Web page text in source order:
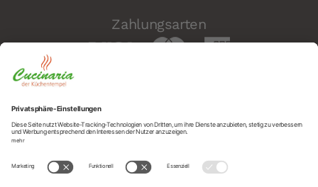
Zahlungsarten
Sicherheit